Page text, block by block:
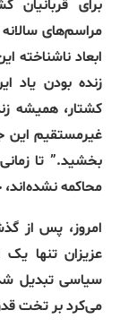
مراسم‌های
ابعاد ناشناخته
زنده بودن یاد
کشتار، همیشه
غیرمستقیم این
بخشید.” تا
محاکمه
امروز، پس از
عزیزان تنها
سیاسی تبدیل
می‌کرد بر تخت